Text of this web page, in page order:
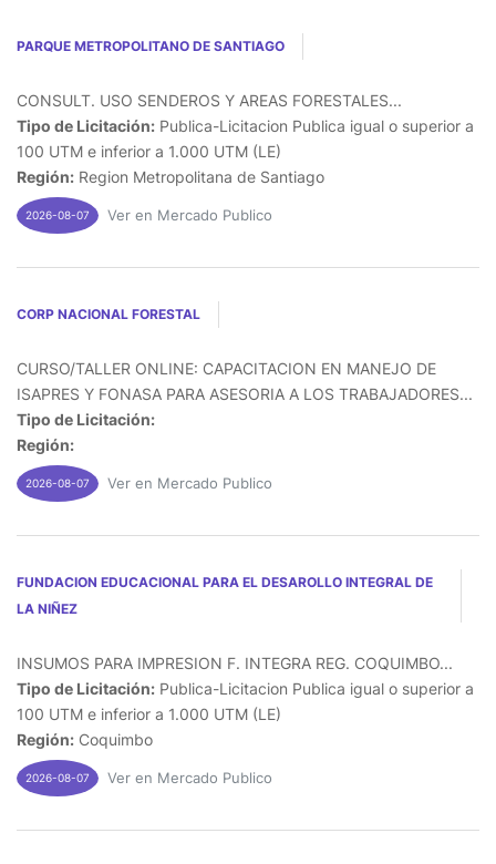
PARQUE METROPOLITANO DE SANTIAGO
CONSULT. USO SENDEROS Y AREAS FORESTALES...
Tipo de Licitación: Publica-Licitacion Publica igual o superior a
100 UTM e inferior a 1.000 UTM (LE)
Región: Region Metropolitana de Santiago
2026-08-07 Ver en Mercado Publico
CORP NACIONAL FORESTAL
CURSO/TALLER ONLINE: CAPACITACION EN MANEJO DE
ISAPRES Y FONASA PARA ASESORIA A LOS TRABAJADORES...
Tipo de Licitación:
Región:
2026-08-07 Ver en Mercado Publico
FUNDACION EDUCACIONAL PARA EL DESAROLLO INTEGRAL DE
LA NIÑEZ
INSUMOS PARA IMPRESION F. INTEGRA REG. COQUIMBO...
Tipo de Licitación: Publica-Licitacion Publica igual o superior a
100 UTM e inferior a 1.000 UTM (LE)
Región: Coquimbo
2026-08-07 Ver en Mercado Publico